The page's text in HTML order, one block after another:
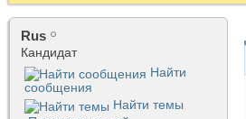
Rus
Кандидат
Найти
сообщения
Найти темы